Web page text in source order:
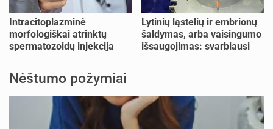
Intracitoplazminė
morfologiškai atrinktų
spermatozoidų injekcija
Lytinių ląstelių ir embrionų
šaldymas, arba vaisingumo
išsaugojimas: svarbiausi
Nėštumo požymiai